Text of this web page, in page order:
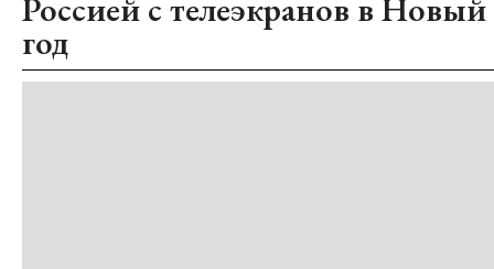
Россией с телеэкранов в Новый
год